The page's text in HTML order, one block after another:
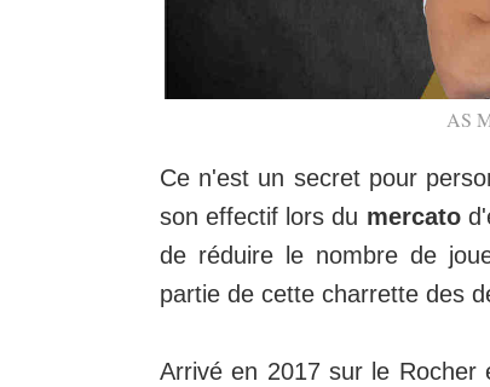
AS
Ce n'est un secret pour
son effectif lors du mercato
de réduire le nombre de
partie de cette charrette des
Arrivé en 2017 sur le Rocher